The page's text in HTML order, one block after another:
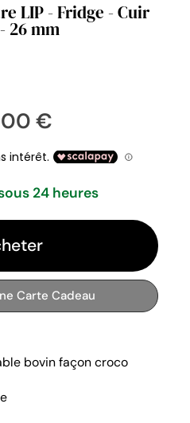
LIP - Fridge - Cuir
26 mm
€
24 heures
Carte Cadeau
bovin façon croco